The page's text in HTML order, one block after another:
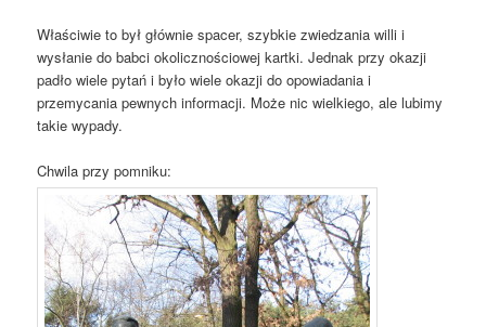
Właściwie to był głównie spacer, szybkie zwiedzania willi i
wysłanie do babci okolicznościowej kartki. Jednak przy okazji
padło wiele pytań i było wiele okazji do opowiadania i
przemycania pewnych informacji. Może nic wielkiego, ale lubimy
takie wypady.
Chwila przy pomniku: